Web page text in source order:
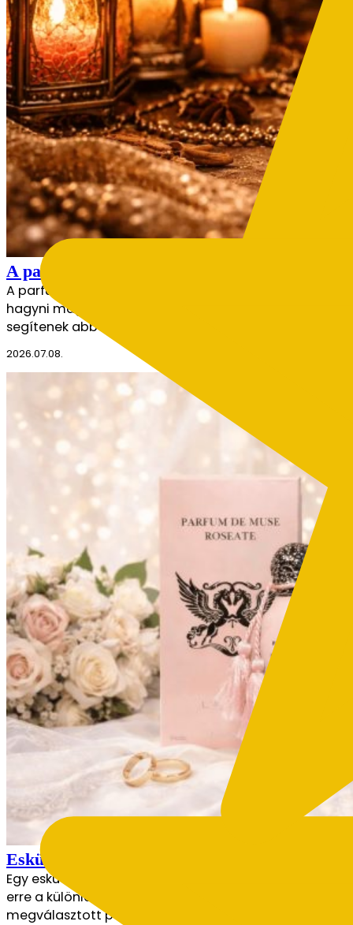
A parfümhasználat aranyszabályai – így
A parfüm az egyik legerősebb eszköz az
hagyni maga után. Sokszor azonban nem az illat
segítenek abban, hogy az illat szebben bontakozzon
2026.07.08.
Esküvői parfümök – milyen illat illik a nagy
Egy esküvő nemcsak látványban, hanem illatban is
erre a különleges napra. Nem véletlen, hogy sok pár
megválasztott parfüm évekkel később…